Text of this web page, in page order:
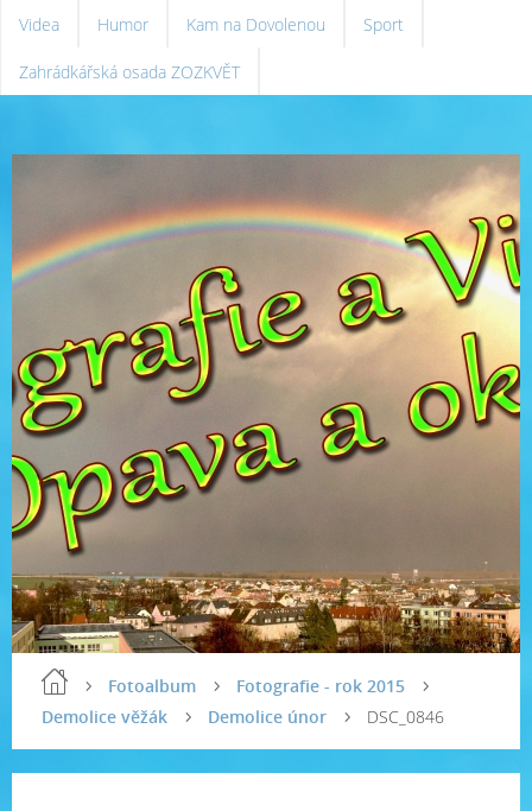
Videa Humor Kam na Dovolenou Sport
Zahrádkářská osada ZOZKVĚT
Fotoalbum
Fotografie - rok 2015
Demolice věžák
Demolice únor DSC_0846